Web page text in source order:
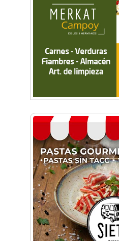
Club Morón
fiestón
Fútbol, familia y
torneo de Ex
Morón
Bajo las estrellas:
Morón corre de
del evento atlético
Carreras
aviones históricos